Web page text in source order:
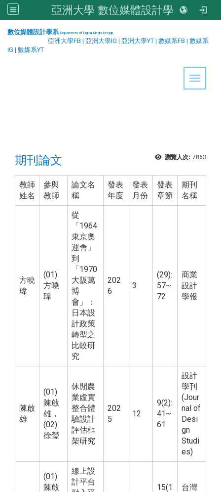
亞洲大學 數位媒體設計學系
數位媒體設計學系 Department of Digital Media Design
亞洲大學FB | 亞洲大學IG | 亞洲大學YT | 數媒系FB | 數媒系
IG | 數媒系YT
Toggle
瀏覽人次: 7863
期刊論文
教師
姓名
參與
教師
論文名
稱
發表
年度
發表
月份
發表
章節
期刊
名稱
方曉
瑋
(01)
方曉
瑋
從
「1964
東京奧
運會」
到
「1970
大阪萬
博
會」：
日本設
計政策
轉型之
比較研
究
202
6
3
(29):
57~
72
商業
設計
學報
陳啟
雄
(01)
陳啟
雄，
(02)
徐瑩
休閒農
業虛實
整合體
驗設計
評估框
架研究
202
5
12
9(2):
41~
61
設計
學刊
(Jour
nal of
Desi
gn
Studi
es)
(01)
陳啟
線上設
計平台
15(1
台灣